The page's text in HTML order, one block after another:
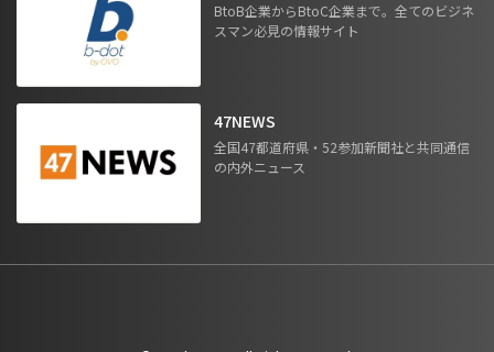
BtoB企業からBtoC企業まで。全てのビジネ
スマン必見の情報サイト
47NEWS
全国47都道府県・52参加新聞社と共同通信
の内外ニュース